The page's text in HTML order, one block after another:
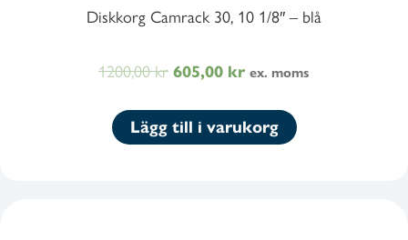
Diskkorg Camrack 30, 10 1/8″ – blå
1200,00kr Det
priset
var:
605,00 krDet
priset
är:
ex. moms
Lägg till i varukorg